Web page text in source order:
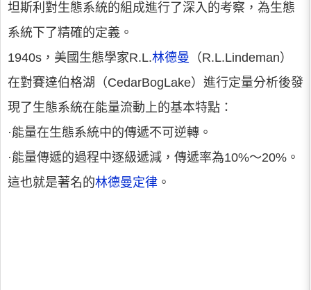
坦斯利對生態系統的組成進行了深入的考察，為生態
系統下了精確的定義。
1940s，美國生態學家R.L.林德曼 （R.L.Lindeman）
在對賽達伯格湖（CedarBogLake）進行定量分析後發
現了生態系統在能量流動上的基本特點：
·能量在生態系統中的傳遞不可逆轉。
·能量傳遞的過程中逐級遞減，傳遞率為10%～20%。
這也就是著名的林德曼定律 。